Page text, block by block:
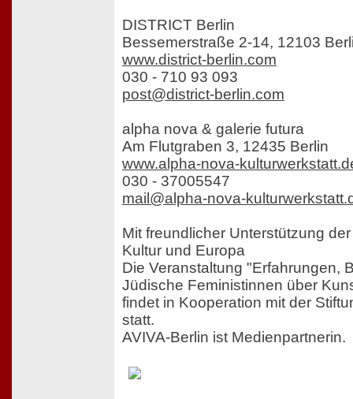
DISTRICT Berlin
Bessemerstraße 2-14, 12103
www.district-berlin.com
030 - 710 93 093
post@district-berlin.com
alpha nova & galerie futura
Am Flutgraben 3, 12435 Berlin
www.alpha-nova-
030 - 37005547
mail@alpha-nova-
Mit freundlicher Unterstützung
Kultur und Europa
Die Veranstaltung "Erfahrungen,
Jüdische Feministinnen über
findet in Kooperation mit der
statt.
AVIVA-Berlin ist Medienpartnerin.